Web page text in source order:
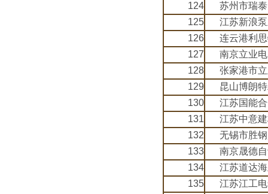
124
苏州市瑞
125
江苏新浪
126
连云港利
127
南京立业
128
张家港市
129
昆山博朗
130
江苏国能
131
江苏中意
132
无锡市胜
133
南京晟德
134
江苏道达
135
江苏江工